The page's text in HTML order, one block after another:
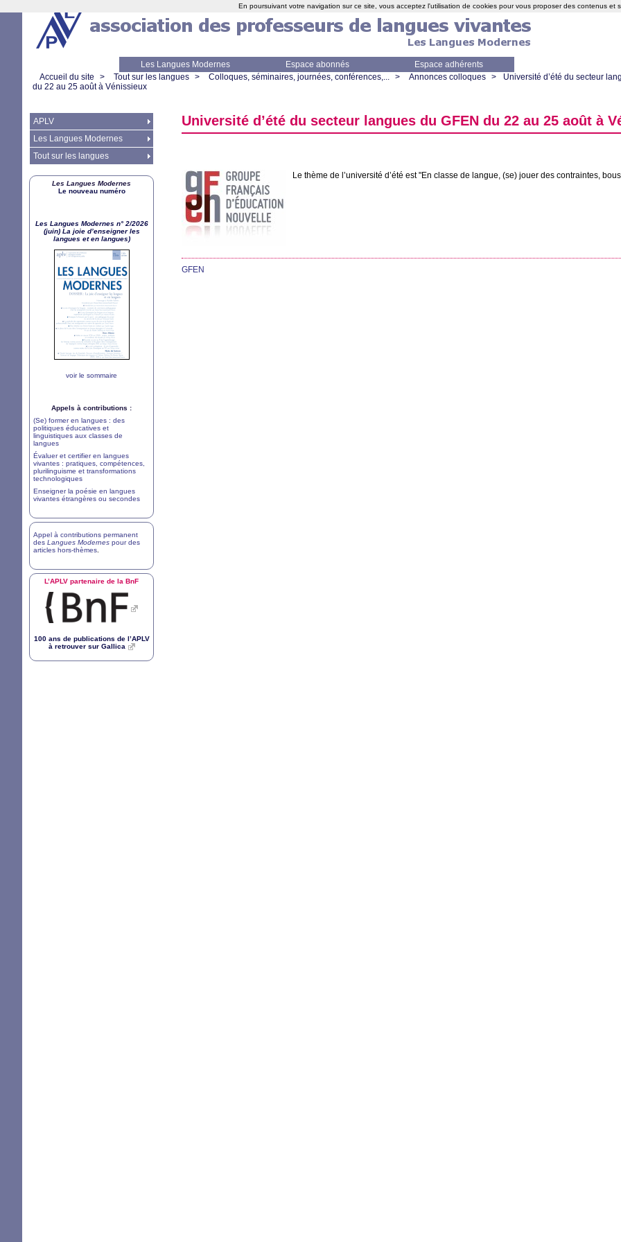
Les Langues Modernes Espace abonnés
Espace adhérents
Accueil du site > Tout sur les langues > Colloques, séminaires, journées, conférences,... > Annonces colloques > Université d’été du secteur
du 22 au 25 août à Vénissieux
Université d’été du secteur langues du GFEN du 22 au 25 août à
Le thème de l’université d’été est "En classe de langue, (se) jouer des contraintes,
GFEN
APLV
Les Langues Modernes
Tout sur les langues
Les Langues Modernes
Le nouveau numéro
Les Langues Modernes n° 2/2026
(juin) La joie d’enseigner les
langues et en langues)
voir le sommaire
Appels à contributions :
(Se) former en langues : des
politiques éducatives et
linguistiques aux classes de
langues
Évaluer et certifier en langues
vivantes : pratiques, compétences,
plurilinguisme et transformations
technologiques
Enseigner la poésie en langues
vivantes étrangères ou secondes
Appel à contributions permanent
des Langues Modernes pour des
articles hors-thèmes
L’APLV partenaire de la BnF
100 ans de publications de l’APLV
à retrouver sur Gallica
En poursuivant votre navigation sur ce site, vous acceptez l'utilisation de cookies pour vous proposer des contenus et